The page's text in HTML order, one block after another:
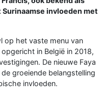
invloeden met
op het vaste menu van
in België in 2018,
De nieuwe Faya
groeiende belangstelling
invloeden.